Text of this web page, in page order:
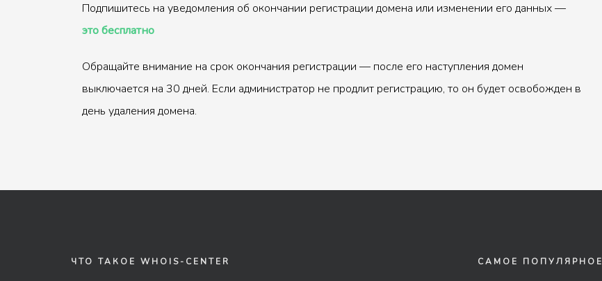
Подпишитесь на уведомления об окончании регистрации домена или изменении его данных —
это бесплатно
Обращайте внимание на срок окончания регистрации — после его наступления домен
выключается на 30 дней. Если администратор не продлит регистрацию, то он будет освобожден в
день удаления домена.
ЧТО ТАКОЕ WHOIS-CENTER САМОЕ ПОПУЛЯРНОЕ